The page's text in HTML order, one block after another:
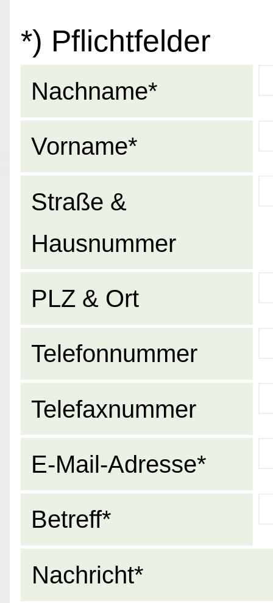
*) Pflichtfelder
Nachname*
Vorname*
Straße &
Hausnummer
PLZ & Ort
Telefonnummer
Telefaxnummer
E-Mail-Adresse*
Betreff*
Nachricht*